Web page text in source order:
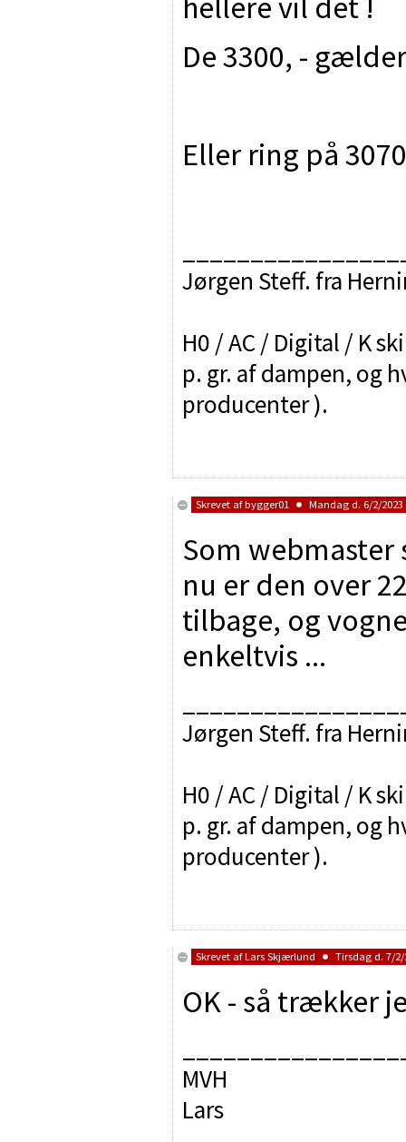
De 3300, -
Eller ring på
Jørgen Steff. fra
H0 / AC / Digital / K
p. gr. af dampen, og
producenter ).
Skrevet afbygger01 Mandag d. 6/2/2023
Som
nu er den over
tilbage, og
enkeltvis ...
Jørgen Steff. fra
H0 / AC / Digital / K
p. gr. af dampen, og
producenter ).
Skrevet afLars Skjærlund Tirsdag d. 7/2/
OK - så trækker
MVH
Lars